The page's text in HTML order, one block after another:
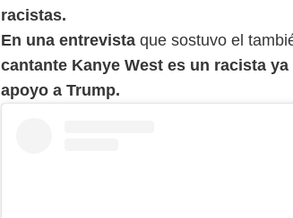
racistas.
En una entrevista que sostuvo el
cantante Kanye West es un racista
apoyo a Trump.